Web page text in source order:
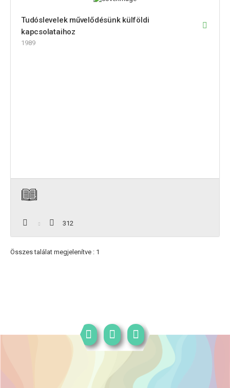
Tudóslevelek művelődésünk külföldi
kapcsolataihoz
1989
312
Összes találat megjelenítve : 1